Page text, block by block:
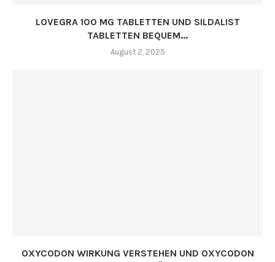
LOVEGRA 100 MG TABLETTEN UND SILDALIST
TABLETTEN BEQUEM...
August 2, 2025
OXYCODON WIRKUNG VERSTEHEN UND OXYCODON